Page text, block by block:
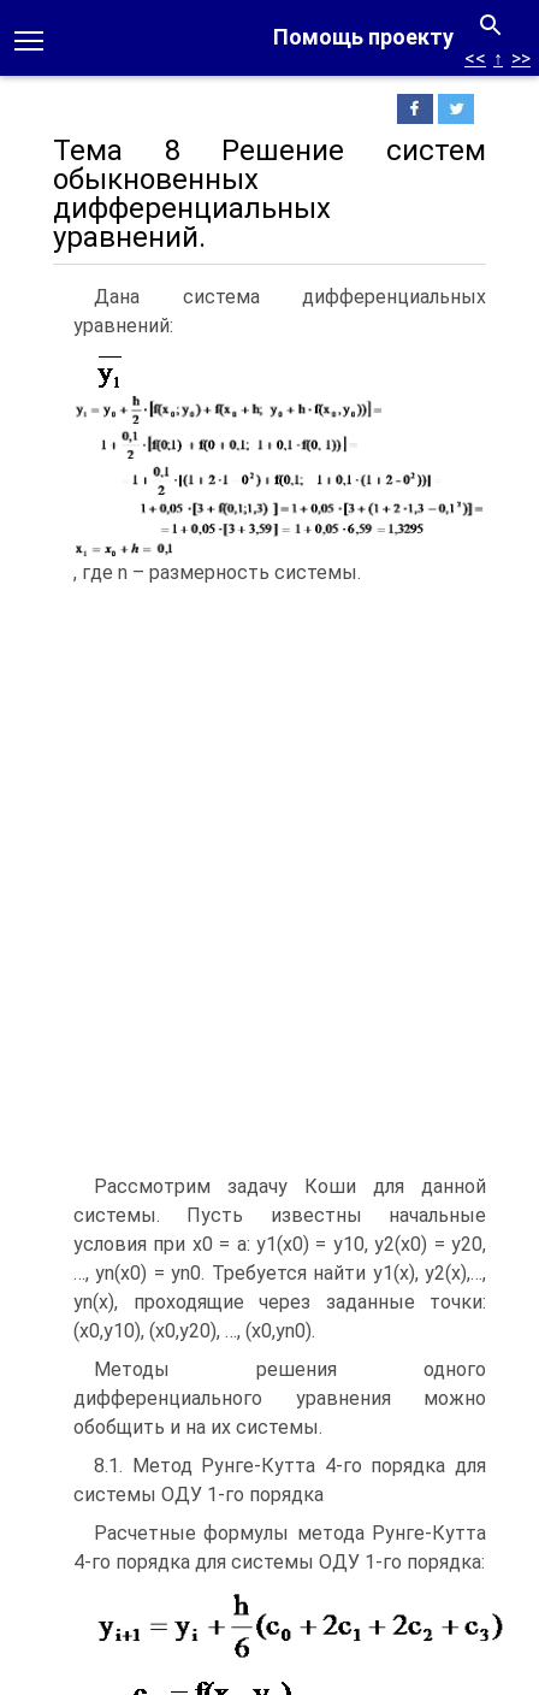
Помощь проекту
<< ↑ >>
Тема 8 Решение систем
обыкновенных
дифференциальных
уравнений.
Дана система дифференциальных
уравнений:
, где n – размерность системы.
Рассмотрим задачу Коши для данной
системы. Пусть известны начальные
условия при x0 = a: y1(x0) = y10, y2(x0) = y20,
…, yn(x0) = yn0. Требуется найти y1(x), y2(x),…,
yn(x), проходящие через заданные точки:
(x0,y10), (x0,y20), …, (x0,yn0).
Методы решения одного
дифференциального уравнения можно
обобщить и на их системы.
8.1. Метод Рунге-Кутта 4-го порядка для
системы ОДУ 1-го порядка
Расчетные формулы метода Рунге-Кутта
4-го порядка для системы ОДУ 1-го порядка: